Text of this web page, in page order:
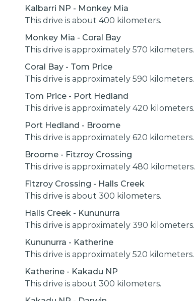
Kalbarri NP - Monkey Mia
This drive is about 400 kilometers.
Monkey Mia - Coral Bay
This drive is approximately 570 kilometers.
Coral Bay - Tom Price
This drive is approximately 590 kilometers.
Tom Price - Port Hedland
This drive is approximately 420 kilometers.
Port Hedland - Broome
This drive is approximately 620 kilometers.
Broome - Fitzroy Crossing
This drive is approximately 480 kilometers.
Fitzroy Crossing - Halls Creek
This drive is about 300 kilometers.
Halls Creek - Kununurra
This drive is approximately 390 kilometers.
Kununurra - Katherine
This drive is approximately 520 kilometers.
Katherine - Kakadu NP
This drive is about 300 kilometers.